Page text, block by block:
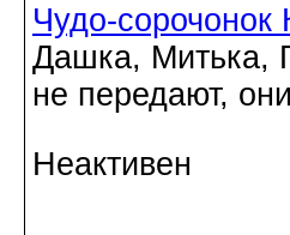
Чудо-сорочонок
Дашка, Митька,
не передают,
Неактивен